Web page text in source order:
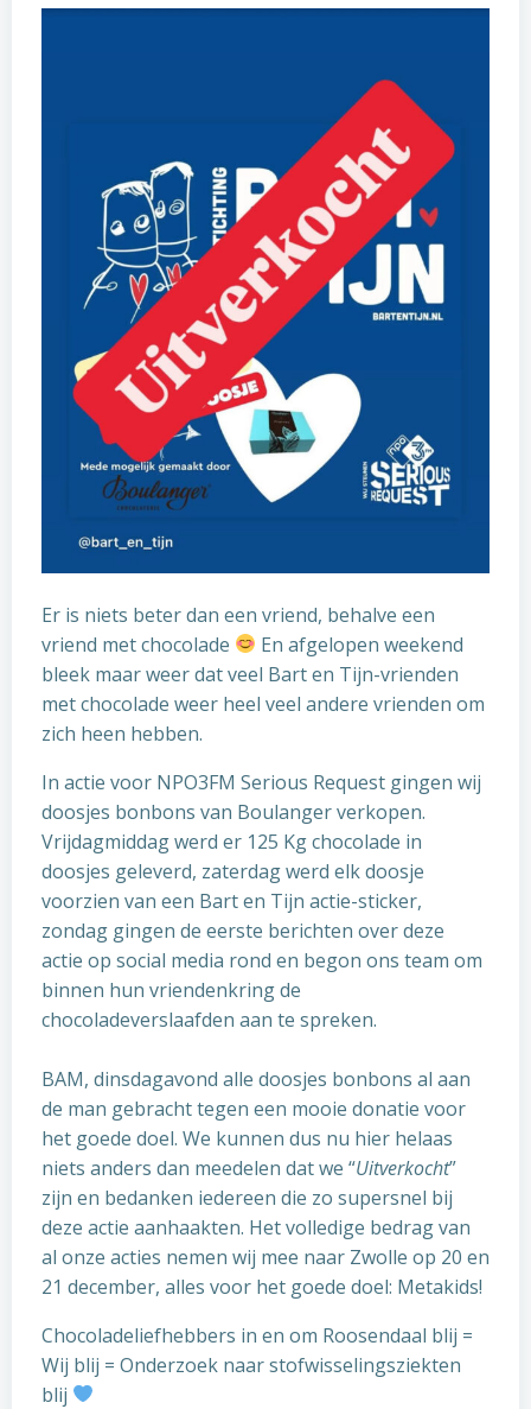
Er is niets beter dan een vriend, behalve een
vriend met chocolade
En afgelopen weekend
bleek maar weer dat veel Bart en Tijn-vrienden
met chocolade weer heel veel andere vrienden om
zich heen hebben.
In actie voor NPO3FM Serious Request gingen wij
doosjes bonbons van Boulanger verkopen.
Vrijdagmiddag werd er 125 Kg chocolade in
doosjes geleverd, zaterdag werd elk doosje
voorzien van een Bart en Tijn actie-sticker,
zondag gingen de eerste berichten over deze
actie op social media rond en begon ons team om
binnen hun vriendenkring de
chocoladeverslaafden aan te spreken.
BAM, dinsdagavond alle doosjes bonbons al aan
de man gebracht tegen een mooie donatie voor
het goede doel. We kunnen dus nu hier helaas
niets anders dan meedelen dat we “Uitverkocht”
zijn en bedanken iedereen die zo supersnel bij
deze actie aanhaakten. Het volledige bedrag van
al onze acties nemen wij mee naar Zwolle op 20 en
21 december, alles voor het goede doel: Metakids!
Chocoladeliefhebbers in en om Roosendaal blij =
Wij blij = Onderzoek naar stofwisselingsziekten
blij